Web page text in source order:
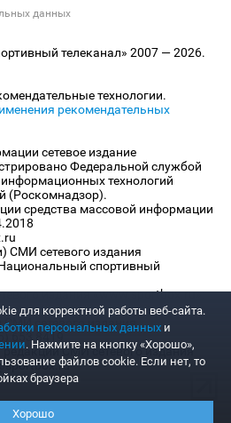
данных
телеканал» 2007 — 2026.
технологии.
рекомендательных
сетевое издание
Федеральной службой
технологий
(Роскомнадзор).
средства массовой информации
СМИ сетевого издания
спортивный
издания «www.sportbox.ru»:
СМИ сетевого издания
653 8419
редакции СМИ сетевого издания
для корректной работы веб-сайта.
персональных данных и
. Нажмите на кнопку «Хорошо»,
файлов cookie. Если нет, то
браузера
Хорошо